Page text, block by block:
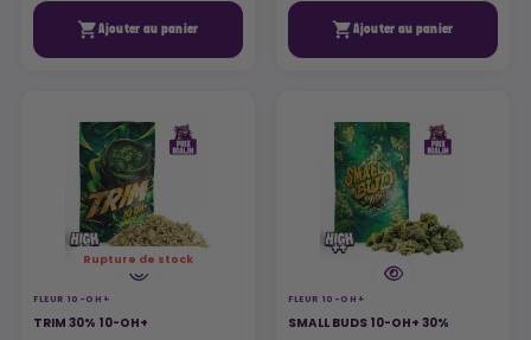
Ajouter au panier Ajouter au panier
Rupture de stock
FLEUR 10-OH+
TRIM 30% 10-OH+
FLEUR 10-OH+
SMALL BUDS 10-OH+ 30%